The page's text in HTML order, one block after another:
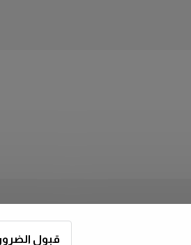
قبول